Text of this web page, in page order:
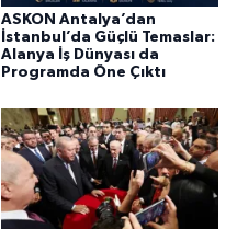
ASKON Antalya’dan
İstanbul’da Güçlü Temaslar:
Alanya İş Dünyası da
Programda Öne Çıktı